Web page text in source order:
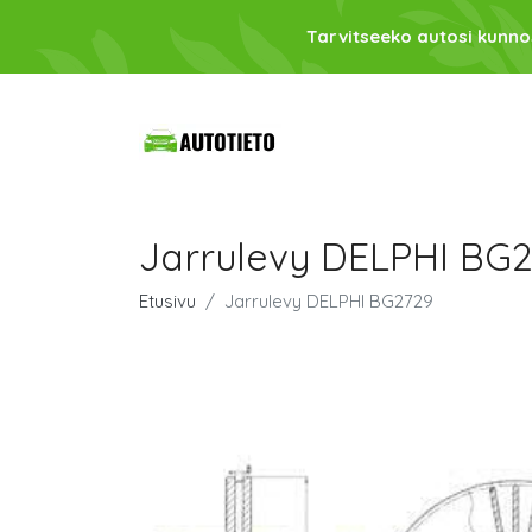
Tarvitseeko autosi
Jarrulevy DELPHI
Etusivu Jarrulevy DELPHI BG2729